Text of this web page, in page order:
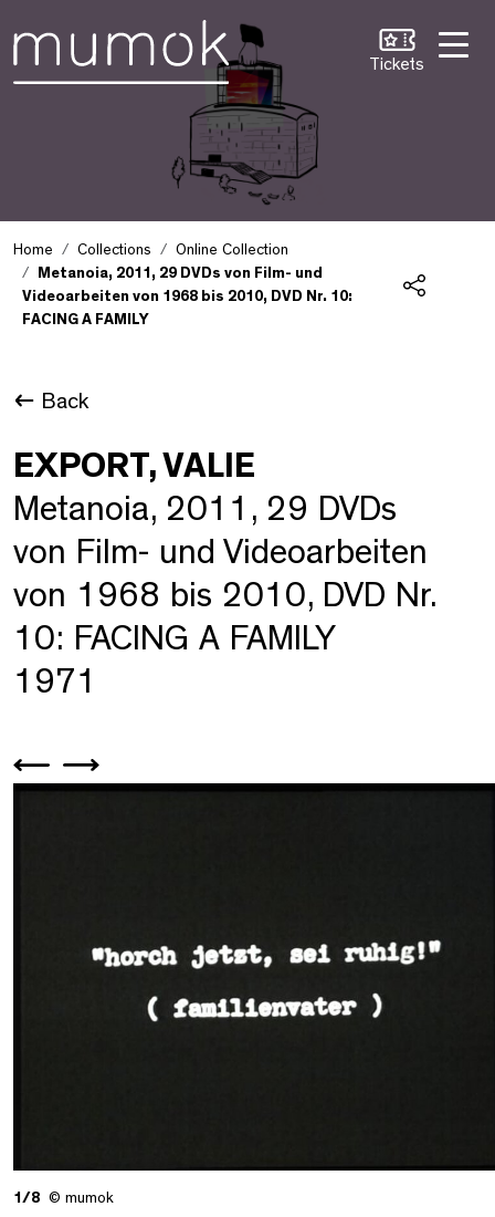
Tickets
Home Collections
Online Collection
Metanoia, 2011, 29 DVDs von Film- und
Videoarbeiten von 1968 bis 2010, DVD Nr. 10:
FACING A FAMILY
Back
EXPORT, VALIE
Metanoia, 2011, 29 DVDs
von Film- und Videoarbeiten
von 1968 bis 2010, DVD Nr.
10: FACING A FAMILY
1971
1/8 © mumok